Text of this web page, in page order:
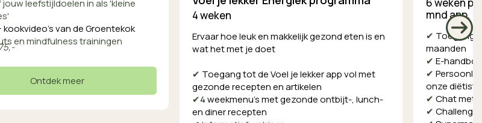
leefstijldoelen in als 'kleine
kookvideo’s van de Groentekok
en mindfulness trainingen
Ontdek meer
4 weken
Ervaar hoe leuk en makkelijk gezond eten is en
wat het met je doet
✔ Toegang tot de Voel je lekker app vol met
gezonde recepten en artikelen
✔4 weekmenu's met gezonde ontbijt-, lunch-
en diner recepten
mnd app.
✔ Toegang
maanden
✔ E-
✔
onze diëtist
✔ Chat met
✔